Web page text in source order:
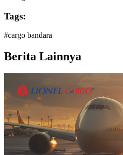
Tags:
#cargo bandara
Berita Lainnya